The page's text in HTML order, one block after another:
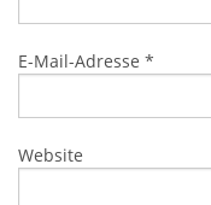
E-Mail-Adresse *
Website